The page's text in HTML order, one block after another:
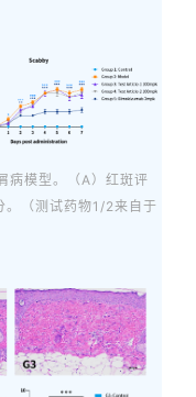
病模型。（A）红斑评
。（测试药物1/2来自于